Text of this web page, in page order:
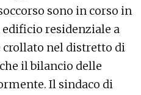
sono in corso in
residenziale a
nel distretto di
il bilancio delle
Il sindaco di